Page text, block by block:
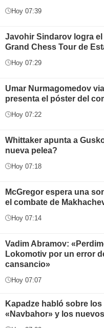
Hoy 07:39
Javohir Sindarov logra el
Grand Chess Tour de
Hoy 07:29
Umar Nurmagomedov
presenta el póster del
Hoy 07:22
Whittaker apunta a
nueva pelea?
Hoy 07:18
McGregor espera una
el combate de
Hoy 07:14
Vadim Abramov:
Lokomotiv por un error
cansancio»
Hoy 07:07
Kapadze habló sobre
«Navbahor» y los